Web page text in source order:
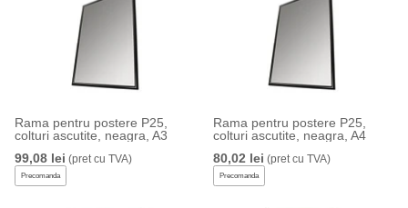
Rama pentru postere P25,
colturi ascutite, neagra, A3
99,08 lei (pret cu TVA)
Precomanda
Rama pentru postere P25,
colturi ascutite, neagra, A4
80,02 lei (pret cu TVA)
Precomanda